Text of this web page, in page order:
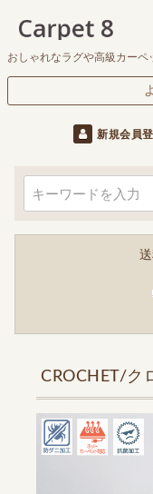
おしゃれなラグや高級カーペ
新規会員
CROCHET/ク